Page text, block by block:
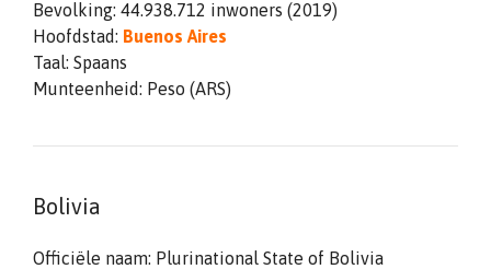
Bevolking: 44.938.712 inwoners (2019)
Hoofdstad: Buenos Aires
Taal: Spaans
Munteenheid: Peso (ARS)
Bolivia
Officiële naam: Plurinational State of Bolivia